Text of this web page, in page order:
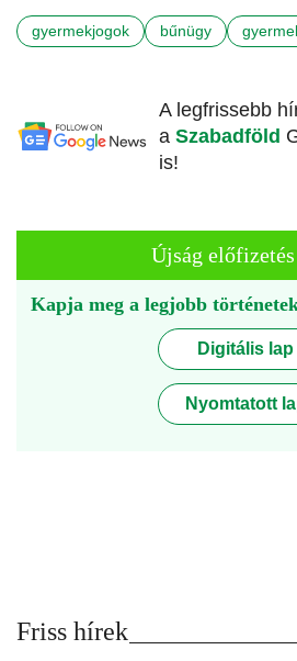
gyermekjogok bűnügy
A legfrissebb
a Szabadföld
is!
Újság előfizetés
Kapja meg a legjobb
Digitális lap
Nyomtatott
Friss hírek